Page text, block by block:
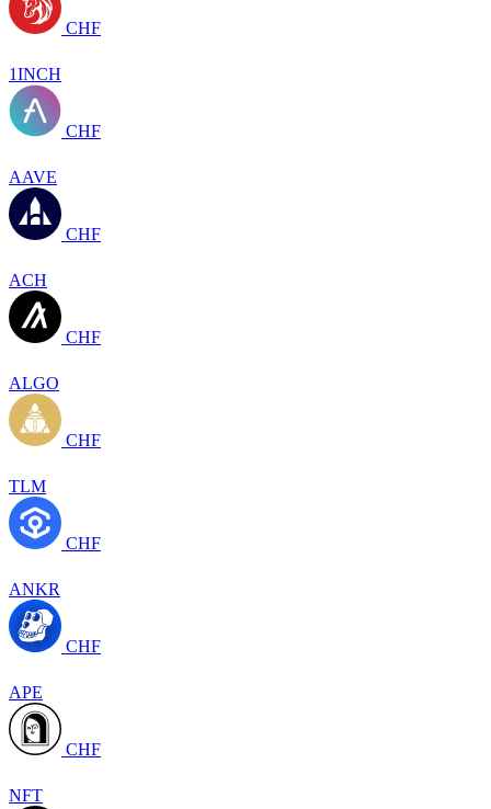
CHF
1INCH
CHF
AAVE
CHF
ACH
CHF
ALGO
CHF
TLM
CHF
ANKR
CHF
APE
CHF
NFT